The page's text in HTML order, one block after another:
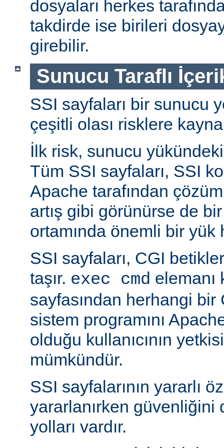
dosyaları herkes
takdirde ise birileri
girebilir.
Sunucu Taraflı
SSI sayfaları bir sunucu
çeşitli olası risklere
İlk risk, sunucu yükündeki
Tüm SSI sayfaları, SSI
Apache tarafından
artış gibi görünürse de
ortamında önemli bir yük
SSI sayfaları, CGI
taşır. exec cmd elemanı
sayfasından herhangi
sistem programını
olduğu kullanıcının
mümkündür.
SSI sayfalarının yararlı
yararlanırken güvenliğini
yolları vardır.